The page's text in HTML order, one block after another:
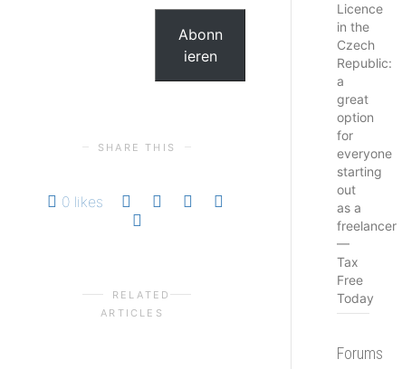
Mail-
Adresse
Abonn
ieren
SHARE THIS
0 likes
RELATED
ARTICLES
Licence
in the
Czech
Republic:
a
great
option
for
everyone
starting
out
as a
freelancer
—
Tax
Free
Today
Forums